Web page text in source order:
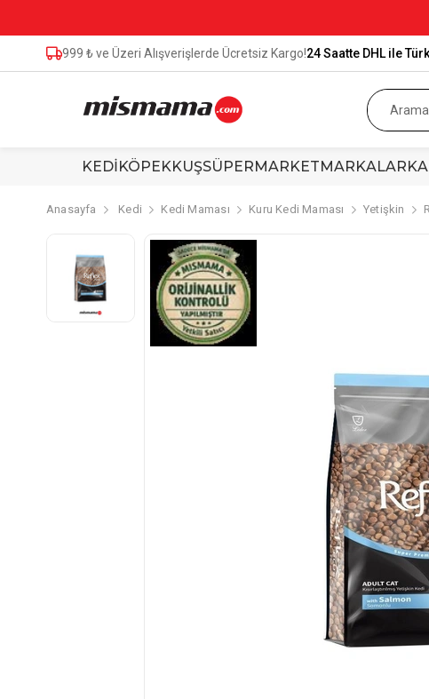
999 ₺ ve Üzeri Alışverişlerde Ücretsiz Kargo!24 Saatte DHL ile
KEDİKÖPEKKUŞSÜPERMARKETMARKALAR
Anasayfa Kedi Kedi Maması Kuru Kedi Maması Yetişkin